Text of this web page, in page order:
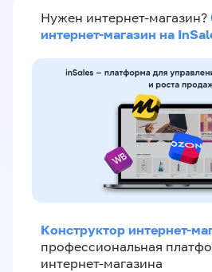
Нужен интернет-магазин?
интернет-магазин на
Конструктор интернет-
профессиональная
интернет-магазина